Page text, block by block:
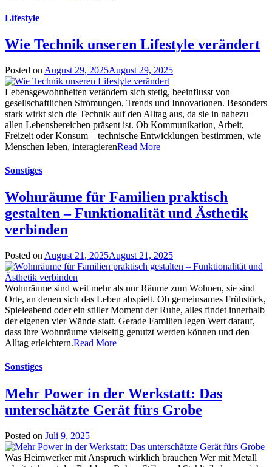
Lifestyle
Wie Technik unseren Lifestyle verändert
Posted on August 29, 2025August 29, 2025
Lebensgewohnheiten verändern sich stetig, beeinflusst von
gesellschaftlichen Strömungen, Trends und Innovationen. Besonders
stark wirkt sich die Technik auf den Alltag aus, da sie in nahezu
allen Lebensbereichen präsent ist. Ob Kommunikation, Arbeit,
Freizeit oder Konsum – technische Entwicklungen bestimmen, wie
Menschen leben, interagierenRead More
Sonstiges
Wohnräume für Familien praktisch
gestalten – Funktionalität und Ästhetik
verbinden
Posted on August 21, 2025August 21, 2025
Wohnräume sind weit mehr als nur Räume zum Wohnen, sie sind
Orte, an denen sich das Leben abspielt. Ob gemeinsames Frühstück,
Spieleabend oder ein stiller Moment der Ruhe, alles findet innerhalb
der eigenen vier Wände statt. Gerade Familien legen Wert darauf,
dass ihre Wohnräume vielseitig genutzt werden können und den
Alltag erleichtern.Read More
Sonstiges
Mehr Power in der Werkstatt: Das
unterschätzte Gerät fürs Grobe
Posted on Juli 9, 2025
Was Heimwerker mit Anspruch wirklich brauchen Wer mit Metall